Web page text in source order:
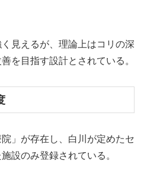
見えるが、理論上はコリの深
を目指す設計とされている。
」が存在し、白川が定めたセ
設のみ登録されている。